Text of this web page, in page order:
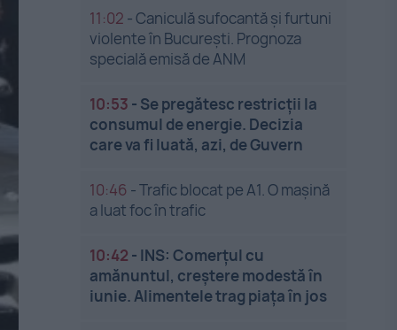
11:02 -Caniculă sufocantă și furtuni
violente în București. Prognoza
specială emisă de ANM
10:53 - Se pregătesc restricții la
consumul de energie. Decizia
care va fi luată, azi, de Guvern
10:46 -Trafic blocat pe A1. O mașină
a luat foc în trafic
10:42 - INS: Comerțul cu
amănuntul, creștere modestă în
iunie. Alimentele trag piața în jos